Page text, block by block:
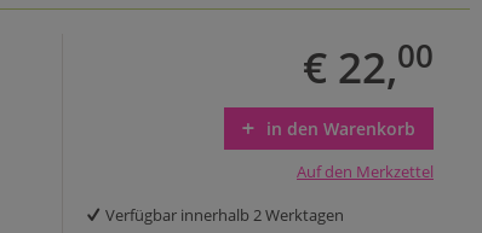
€ 22,00
in den Warenkorb
Auf den Merkzettel
Verfügbar innerhalb 2 Werktagen